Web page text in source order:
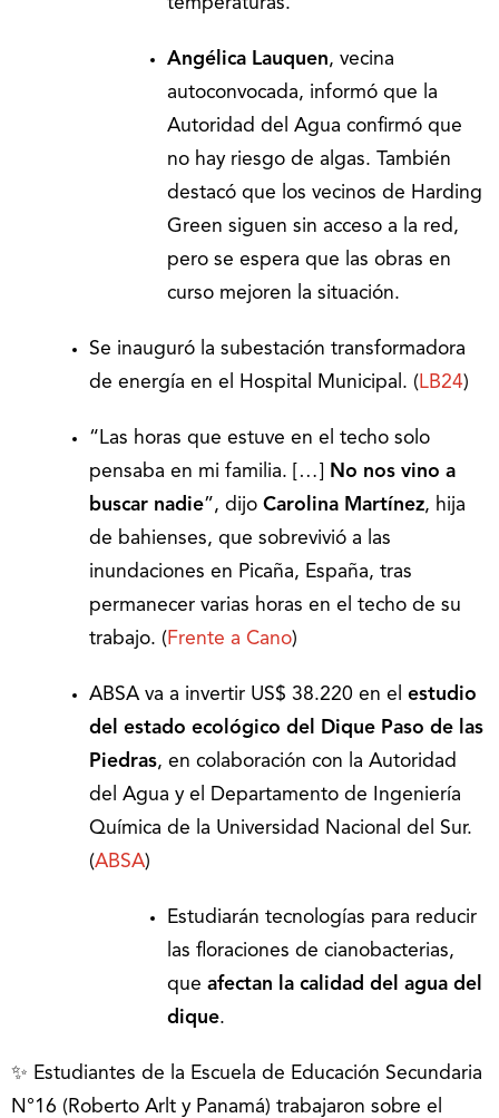
temperaturas.
Angélica Lauquen, vecina
autoconvocada, informó que la
Autoridad del Agua confirmó que
no hay riesgo de algas. También
destacó que los vecinos de Harding
Green siguen sin acceso a la red,
pero se espera que las obras en
curso mejoren la situación.
Se inauguró la subestación transformadora
de energía en el Hospital Municipal. ( LB24)
“Las horas que estuve en el techo solo
pensaba en mi familia. […]
No nos vino a
buscar nadie”, dijo Carolina Martínez, hija
de bahienses, que sobrevivió a las
inundaciones en Picaña, España, tras
permanecer varias horas en el techo de su
trabajo. ( Frente a Cano)
ABSA va a invertir US$ 38.220 en el estudio
del estado ecológico del Dique Paso de las
Piedras, en colaboración con la Autoridad
del Agua y el Departamento de Ingeniería
Química de la Universidad Nacional del Sur.
(ABSA)
Estudiarán tecnologías para reducir
las floraciones de cianobacterias,
que afectan la calidad del agua del
dique.
✨ Estudiantes de la Escuela de Educación Secundaria
N°16 (Roberto Arlt y Panamá) trabajaron sobre el